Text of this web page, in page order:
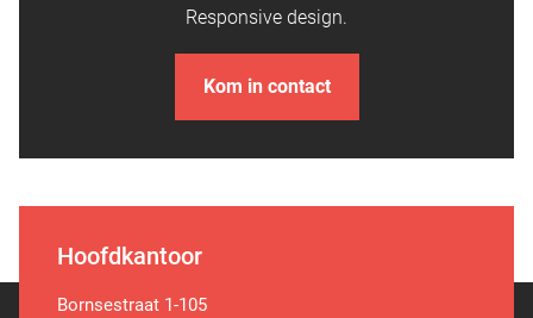
Responsive design.
Kom in contact
Hoofdkantoor
Bornsestraat 1-105